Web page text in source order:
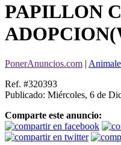
PAPILLON
PonerAnuncios.com |
Ref. #320393
Publicado: Miércoles, 6 de
Comparte este anuncio: